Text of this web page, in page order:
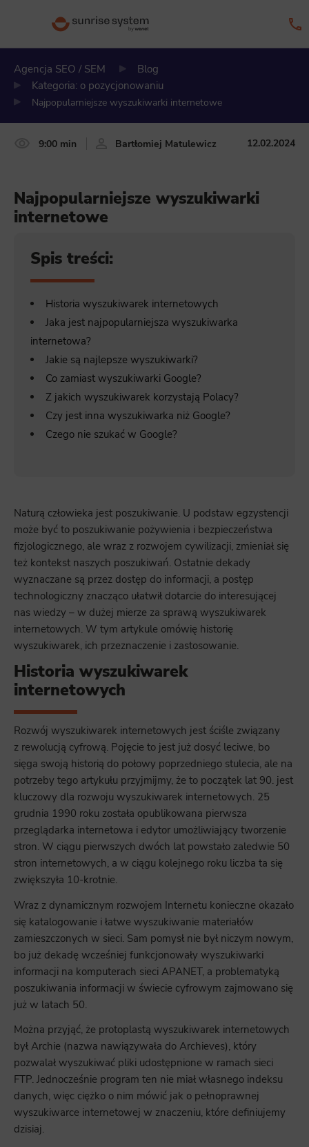
Agencja SEO / SEM
Blog
Kategoria: o pozycjonowaniu
Najpopularniejsze wyszukiwarki internetowe
9:00 min Bartłomiej Matulewicz 12.02.2024
Najpopularniejsze wyszukiwarki
internetowe
Spis treści:
Historia wyszukiwarek internetowych
Jaka jest najpopularniejsza wyszukiwarka
internetowa?
Jakie są najlepsze wyszukiwarki?
Co zamiast wyszukiwarki Google?
Z jakich wyszukiwarek korzystają Polacy?
Czy jest inna wyszukiwarka niż Google?
Czego nie szukać w Google?
Naturą człowieka jest poszukiwanie. U podstaw egzystencji
może być to poszukiwanie pożywienia i bezpieczeństwa
fizjologicznego, ale wraz z rozwojem cywilizacji, zmieniał się
też kontekst naszych poszukiwań. Ostatnie dekady
wyznaczane są przez dostęp do informacji, a postęp
technologiczny znacząco ułatwił dotarcie do interesującej
nas wiedzy – w dużej mierze za sprawą wyszukiwarek
internetowych. W tym artykule omówię historię
wyszukiwarek, ich przeznaczenie i zastosowanie.
Historia wyszukiwarek
internetowych
Rozwój wyszukiwarek internetowych jest ściśle związany
z rewolucją cyfrową. Pojęcie to jest już dosyć leciwe, bo
sięga swoją historią do połowy poprzedniego stulecia, ale na
potrzeby tego artykułu przyjmijmy, że to początek lat 90. jest
kluczowy dla rozwoju wyszukiwarek internetowych. 25
grudnia 1990 roku została opublikowana pierwsza
przeglądarka internetowa i edytor umożliwiający tworzenie
stron. W ciągu pierwszych dwóch lat powstało zaledwie 50
stron internetowych, a w ciągu kolejnego roku liczba ta się
zwiększyła 10-krotnie.
Wraz z dynamicznym rozwojem Internetu konieczne okazało
się katalogowanie i łatwe wyszukiwanie materiałów
zamieszczonych w sieci. Sam pomysł nie był niczym nowym,
bo już dekadę wcześniej funkcjonowały wyszukiwarki
informacji na komputerach sieci APANET, a problematyką
poszukiwania informacji w świecie cyfrowym zajmowano się
już w latach 50.
Można przyjąć, że protoplastą wyszukiwarek internetowych
był Archie (nazwa nawiązywała do Archieves), który
pozwalał wyszukiwać pliki udostępnione w ramach sieci
FTP. Jednocześnie program ten nie miał własnego indeksu
danych, więc ciężko o nim mówić jak o pełnoprawnej
wyszukiwarce internetowej w znaczeniu, które definiujemy
dzisiaj.